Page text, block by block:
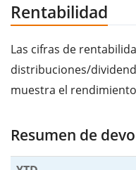
Rentabilidad
Las cifras de
distribuciones/
muestra el
Resumen de